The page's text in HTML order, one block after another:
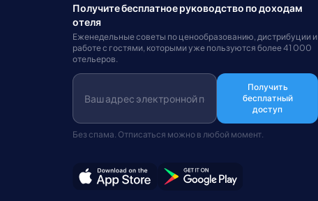
Получите бесплатное руководство по доходам
отеля
Еженедельные советы по ценообразованию, дистрибуции и
работе с гостями, которыми уже пользуются более 41 000
отельеров.
Получить
бесплатный
доступ
Без спама. Отписаться можно в любой момент.